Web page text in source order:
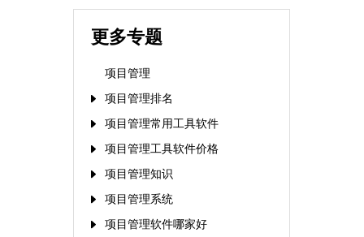
更多专题
项目管理
项目管理排名
项目管理常用工具软件
项目管理工具软件价格
项目管理知识
项目管理系统
项目管理软件哪家好